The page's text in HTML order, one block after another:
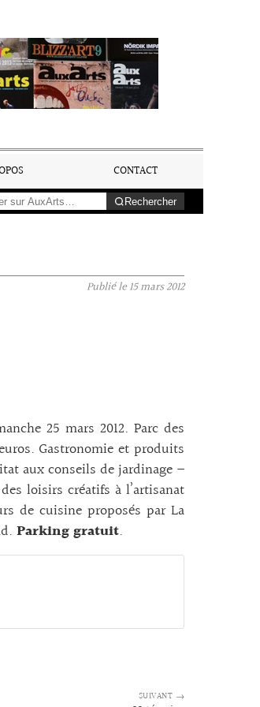
CONTACT
Rechercher
Publié le15 mars 2012
25 mars 2012. Parc des
Gastronomie et produits
aux conseils de jardinage –
loisirs créatifs à l’artisanat
de cuisine proposés par La
Parking gratuit.
SUIVANT →